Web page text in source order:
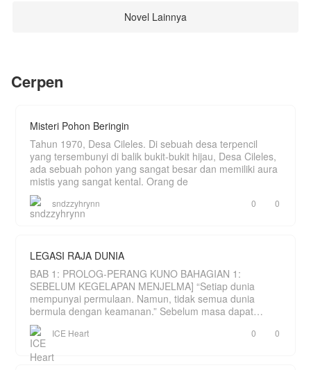
Di antara cinta, amarah, dan pengorbanan,
mereka akan menyadari bahwa tidak semua
menundukkan kepalanya untuk menyembunyikan
" Maaf.. apa ada yang sakit? " tanya pria itu, tak
ada sahutan dari wanita itu , justru tangisan wanita
itu semakin kencang , sontak membuat pria itu
panik.
nyatanya Fiola sedang hamil.
Novel Lainnya
Cerpen
Misteri Pohon Beringin
Tahun 1970, Desa Cileles. Di sebuah desa terpencil
yang tersembunyi di balik bukit-bukit hijau, Desa Cileles,
ada sebuah pohon yang sangat besar dan memiliki aura
mistis yang sangat kental. Orang de
sndzzyhrynn 0 0
LEGASI RAJA DUNIA
BAB 1: PROLOG-PERANG KUNO BAHAGIAN 1:
SEBELUM KEGELAPAN MENJELMA] “Setiap dunia
mempunyai permulaan. Namun, tidak semua dunia
bermula dengan keamanan.” Sebelum masa dapat
dihitung, hanya wujud sebu
ICE Heart 0 0